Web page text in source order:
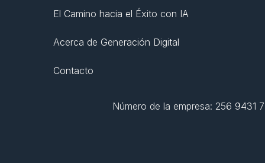
El Camino hacia el Éxito con IA
Acerca de Generación Digital
Contacto
Número de la empresa: 256